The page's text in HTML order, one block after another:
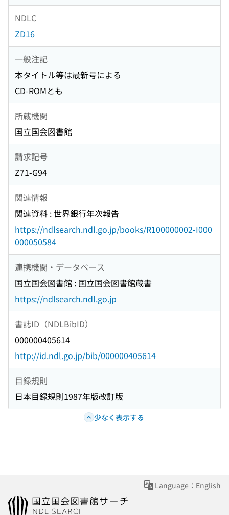
NDLC
ZD16
一般注記
本タイトル等は最新号による
CD-ROMとも
所蔵機関
国立国会図書館
請求記号
Z71-G94
関連情報
関連資料 : 世界銀行年次報告
https://ndlsearch.ndl.go.jp/books/R100000002-I000
000050584
連携機関・データベース
国立国会図書館 : 国立国会図書館蔵書
https://ndlsearch.ndl.go.jp
書誌ID（NDLBibID）
000000405614
http://id.ndl.go.jp/bib/000000405614
目録規則
日本目録規則1987年版改訂版
少なく表示する
Language：English